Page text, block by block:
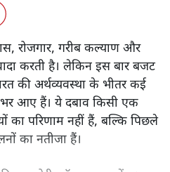
रोजगार, गरीब कल्याण और
करती है। लेकिन इस बार बजट
की अर्थव्यवस्था के भीतर कई
आए हैं। ये दबाव किसी एक
का परिणाम नहीं हैं, बल्कि पिछले
का नतीजा हैं।